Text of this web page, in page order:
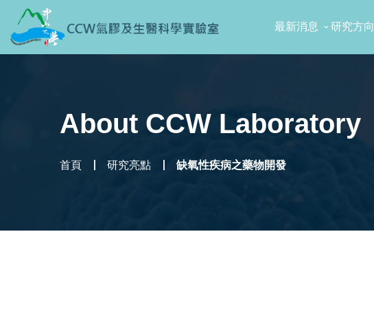
最新消息 研究方向
About CCW Laboratory
首頁 研究亮點 缺氧性疾病之藥物開發